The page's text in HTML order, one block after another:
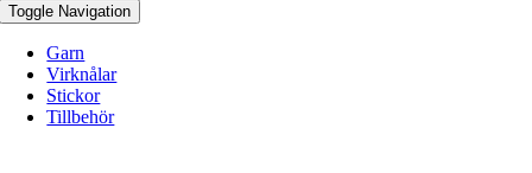
Toggle Navigation
Garn
Virknålar
Stickor
Tillbehör